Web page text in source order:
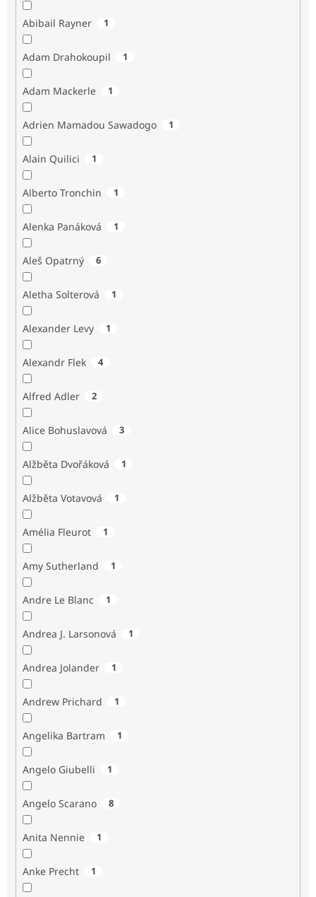
Abibail Rayner 1
Adam Drahokoupil 1
Adam Mackerle 1
Adrien Mamadou Sawadogo 1
Alain Quilici 1
Alberto Tronchin 1
Alenka Panáková 1
Aleš Opatrný 6
Aletha Solterová 1
Alexander Levy 1
Alexandr Flek 4
Alfred Adler 2
Alice Bohuslavová 3
Alžběta Dvořáková 1
Alžběta Votavová 1
Amélia Fleurot 1
Amy Sutherland 1
Andre Le Blanc 1
Andrea J. Larsonová 1
Andrea Jolander 1
Andrew Prichard 1
Angelika Bartram 1
Angelo Giubelli 1
Angelo Scarano 8
Anita Nennie 1
Anke Precht 1